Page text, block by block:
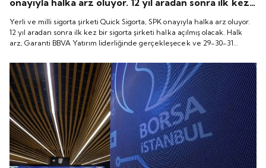
bir sigorta şirketi halka açılmış olacak. Halk arz,
Garanti BBVA Yatırım liderliğinde gerçekleşecek ve
29-30-31 Temmuz 2026 tarihlerinde talep
ile Quick Sigorta işlem görmeye başlayacak.
Yerli ve milli sigorta şirketi Quick Sigorta, SPK onayıyla halka arz oluyor.
12 yıl aradan sonra ilk kez bir sigorta şirketi halka açılmış olacak. Halk
arz, Garanti BBVA Yatırım liderliğinde gerçekleşecek ve 29-30-31
“Gong Töreni” ile Quick Sigorta işlem görmeye başlayacak.